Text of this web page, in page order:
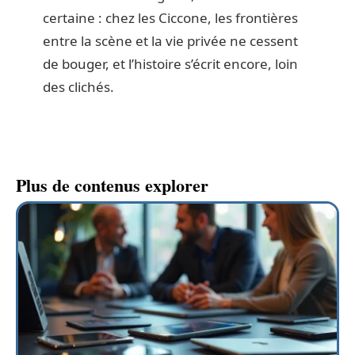
certaine : chez les Ciccone, les frontières
entre la scène et la vie privée ne cessent
de bouger, et l’histoire s’écrit encore, loin
des clichés.
Plus de contenus explorer